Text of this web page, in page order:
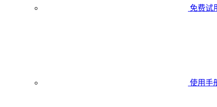
免费试
使用手